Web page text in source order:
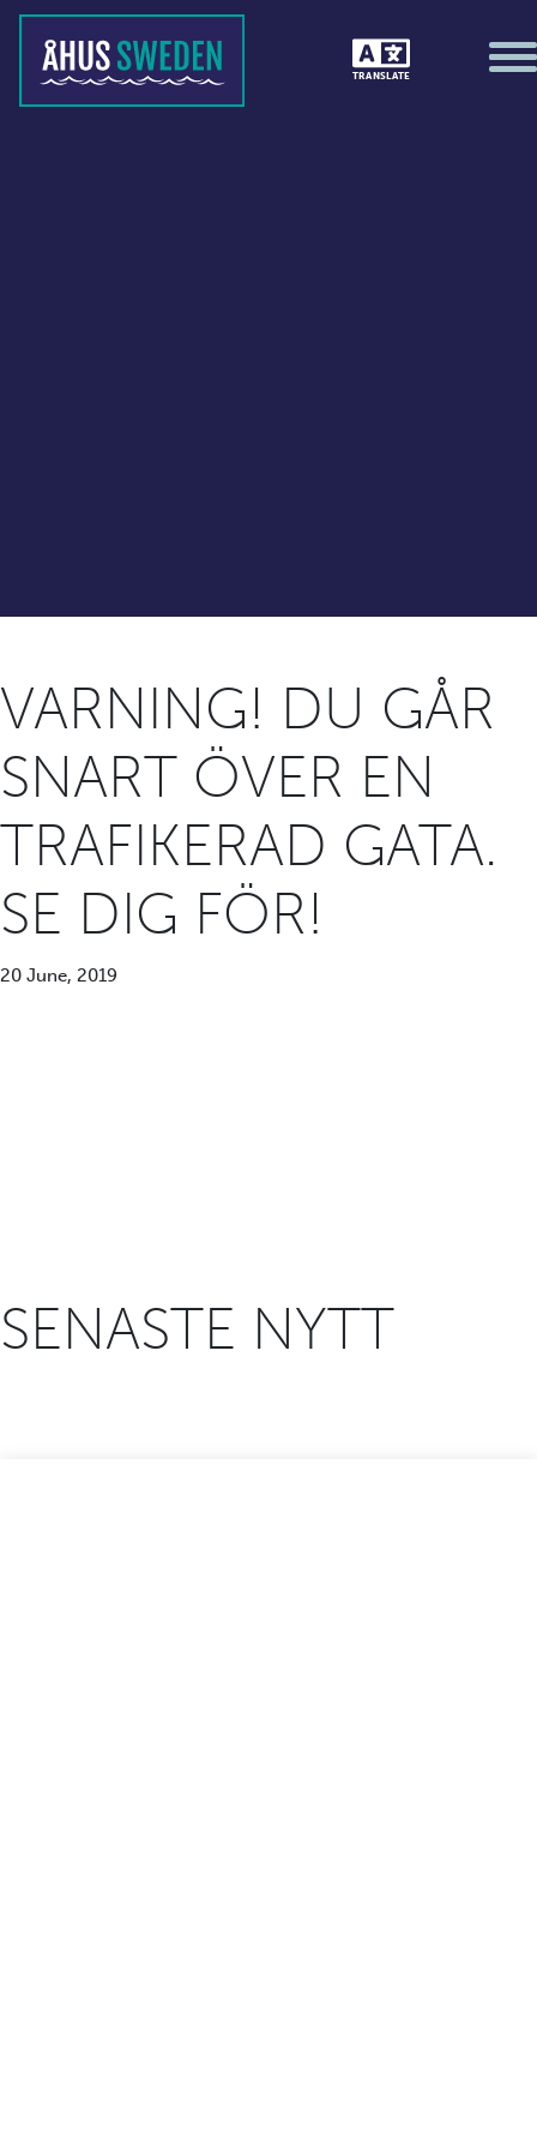
TRANSLATE
VARNING! DU GÅR
SNART ÖVER EN
TRAFIKERAD GATA.
SE DIG FÖR!
20 June, 2019
SENASTE NYTT